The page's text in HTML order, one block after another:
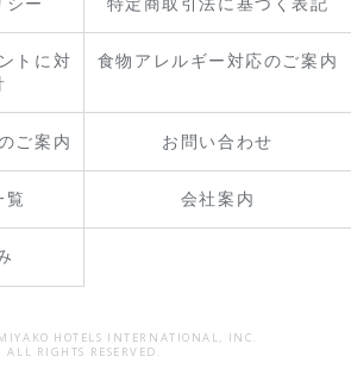
トに対
食物アレルギー対応のご案内
ご案内 お問い合わせ
覧 会社案内
HOTELS INTERNATIONAL, INC.
ALL RIGHTS RESERVED.